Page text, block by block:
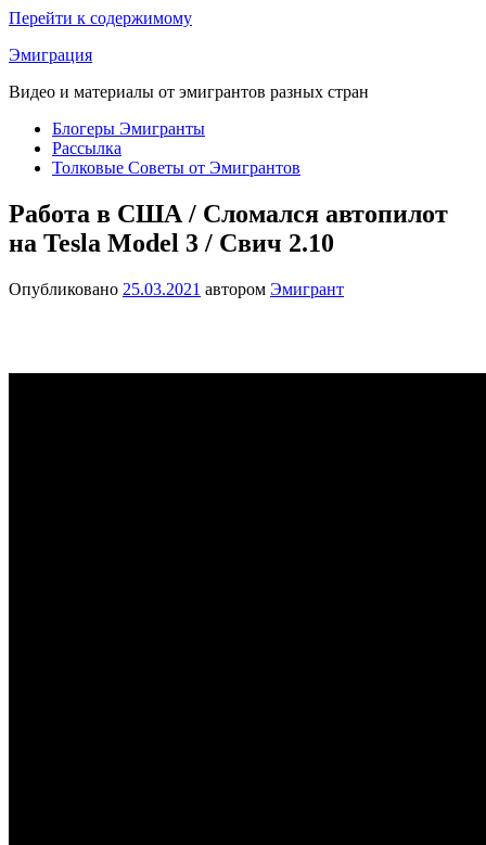
Перейти к содержимому
Эмиграция
Видео и материалы от эмигрантов разных стран
Блогеры Эмигранты
Рассылка
Толковые Советы от Эмигрантов
Работа в США / Сломался автопилот
на Tesla Model 3 / Свич 2.10
Опубликовано 25.03.2021 автором Эмигрант